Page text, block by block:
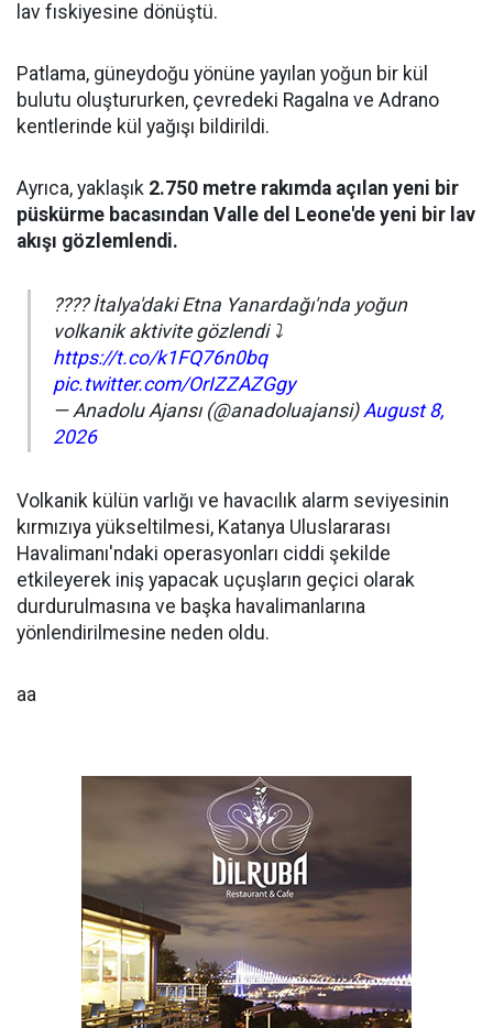
lav fıskiyesine dönüştü.
Patlama, güneydoğu yönüne yayılan yoğun bir kül
bulutu oluştururken, çevredeki Ragalna ve Adrano
kentlerinde kül yağışı bildirildi.
Ayrıca, yaklaşık 2.750 metre rakımda açılan yeni bir
püskürme bacasından Valle del Leone'de yeni bir lav
akışı gözlemlendi.
???? İtalya'daki Etna Yanardağı'nda yoğun
volkanik aktivite gözlendi ⤵️
https://t.co/k1FQ76n0bq
pic.twitter.com/OrIZZAZGgy
— Anadolu Ajansı (@anadoluajansi)August 8,
2026
Volkanik külün varlığı ve havacılık alarm seviyesinin
kırmızıya yükseltilmesi, Katanya Uluslararası
Havalimanı'ndaki operasyonları ciddi şekilde
etkileyerek iniş yapacak uçuşların geçici olarak
durdurulmasına ve başka havalimanlarına
yönlendirilmesine neden oldu.
aa